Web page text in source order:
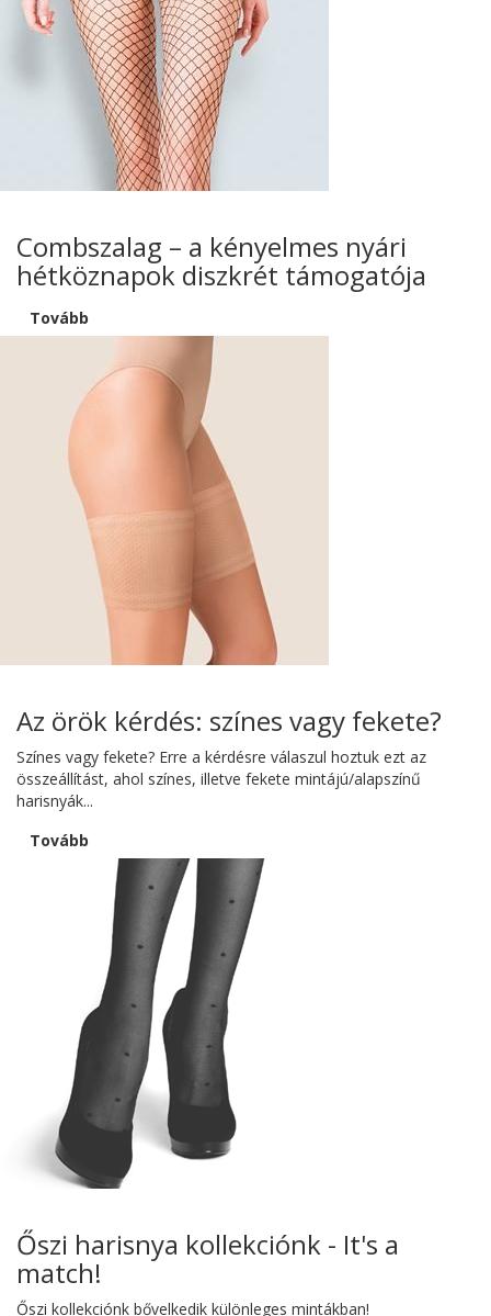
Combszalag – a kényelmes nyári
hétköznapok diszkrét támogatója
Tovább
Az örök kérdés: színes vagy fekete?
Színes vagy fekete? Erre a kérdésre válaszul hoztuk ezt az
összeállítást, ahol színes, illetve fekete mintájú/alapszínű
harisnyák...
Tovább
Őszi harisnya kollekciónk - It's a
match!
Őszi kollekciónk bővelkedik különleges mintákban!